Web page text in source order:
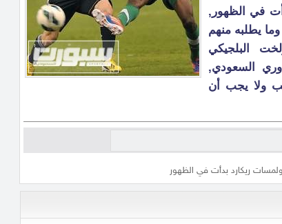
في الظهور,
يطلبه منهم
البلجيكي
السعودي,
ولا يجب أن
ريكارد بدأت في الظهور